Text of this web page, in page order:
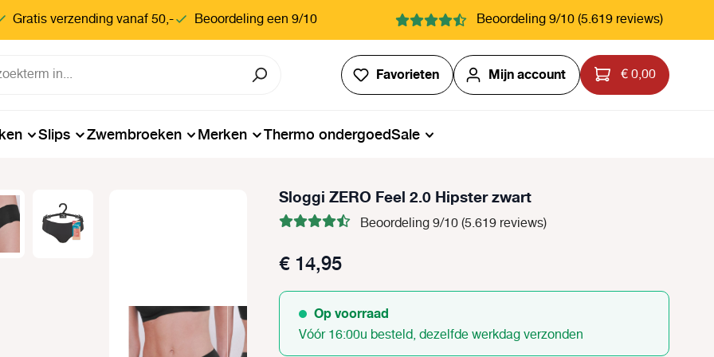
Gratis verzending vanaf 50,- Beoordeling een 9/10 Beoordeling 9/10 (5.619 reviews)
Favorieten Je hebt 0 items op je verlanglijstje
Mijn account € 0,00
Slips Zwembroeken Merken Thermo ondergoedSale
Sloggi ZERO Feel 2.0 Hipster zwart
Beoordeling 9/10 (5.619 reviews)
€ 14,95
Op voorraad
Vóór 16:00u besteld, dezelfde werkdag verzonden